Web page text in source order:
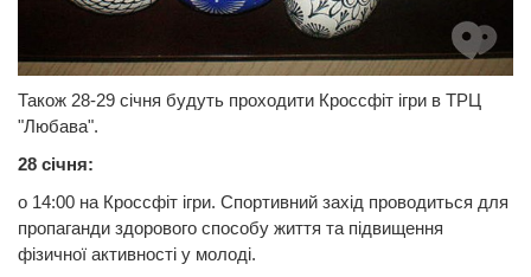
Також 28-29 січня будуть проходити Кроссфіт ігри в ТРЦ
"Любава".
28 січня:
о 14:00 на Кроссфіт ігри. Спортивний захід проводиться для
пропаганди здорового способу життя та підвищення
фізичної активності у молоді.